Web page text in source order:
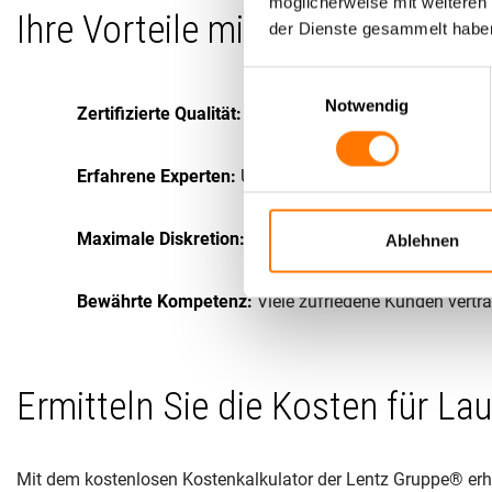
der Dienste gesammelt
Notwendig
Ablehnen
Ihre Vorteile mit der Lentz
Zertifizierte Qualität: Unsere Dienstleistungen sind
Erfahrene Experten: Unser Team besteht aus
Maximale Diskretion: Wir garantieren absolute
Bewährte Kompetenz:Viele zufriedene Kunden
Ermitteln Sie die Kosten für
Mit dem kostenlosen Kostenkalkulator der Lentz Gruppe®